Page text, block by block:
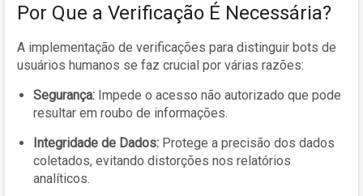
Por Que a Verificação É Necessária?
A implementação de verificações para distinguir bots de
usuários humanos se faz crucial por várias razões:
Segurança: Impede o acesso não autorizado que pode
resultar em roubo de informações.
Integridade de Dados: Protege a precisão dos dados
coletados, evitando distorções nos relatórios
analíticos.